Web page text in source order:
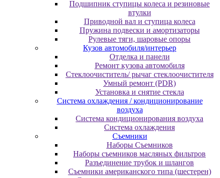
Подшипник ступицы колеса и резиновые
втулки
Приводной вал и ступица колеса
Пружина подвески и амортизаторы
Рулевые тяги, шаровые опоры
Кузов автомобиля/интерьер
Отделка и панели
Ремонт кузова автомобиля
Стеклоочиститель/ рычаг стеклоочистителя
Умный ремонт (PDR)
Установка и снятие стекла
Система охлаждения / кондиционирование
воздуха
Система кондиционирования воздуха
Система охлаждения
Съемники
Наборы Съемников
Наборы съемников масляных фильтров
Разъединение трубок и шлангов
Съемники американского типа (шестерен)